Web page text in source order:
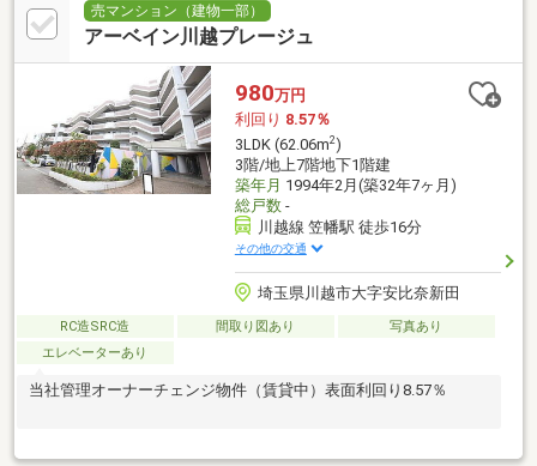
売マンション（建物一部）
アーベイン川越プレージュ
980万円
利回り 8.57％
3LDK (62.06m2)
3階/地上7階地下1階建
築年月 1994年2月(築32年7ヶ月)
総戸数-
川越線 笠幡駅 徒歩16分
その他の交通
埼玉県川越市大字安比奈新田
RC造SRC造 間取り図あり
写真あり
エレベーターあり
当社管理オーナーチェンジ物件（賃貸中）表面利回り8.57％